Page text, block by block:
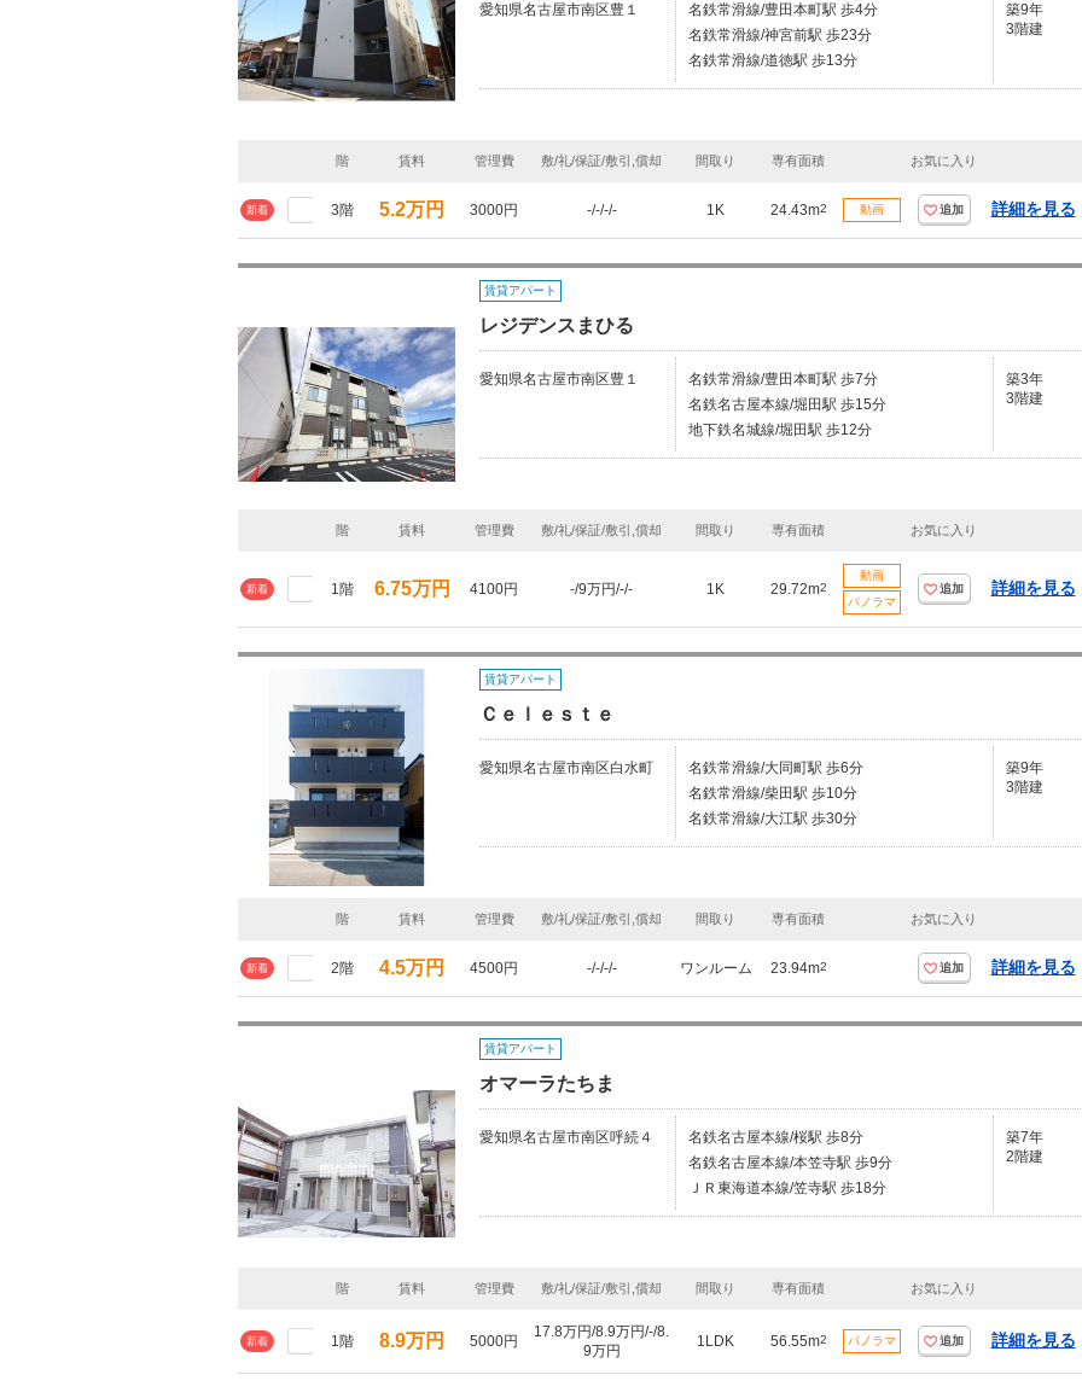
愛知県名古屋市南区豊１
名鉄常滑線/豊田本町駅 歩4分
名鉄常滑線/神宮前駅 歩23分
名鉄常滑線/道徳駅 歩13分
築9年
3階建
階 賃料 管理費 敷/礼/保証/敷引,償却 間取り 専有面積 お気に入り
新着 3階 5.2万円 3000円 -/-/-/- 1K 24.43m2 動画 追加 詳細を見る
賃貸アパート
レジデンスまひる
愛知県名古屋市南区豊１
名鉄常滑線/豊田本町駅 歩7分
名鉄名古屋本線/堀田駅 歩15分
地下鉄名城線/堀田駅 歩12分
築3年
3階建
階 賃料 管理費 敷/礼/保証/敷引,償却 間取り 専有面積 お気に入り
新着 1階 6.75万円 4100円 -/9万円/-/- 1K 29.72m2
動画
パノラマ
追加 詳細を見る
賃貸アパート
Ｃｅｌｅｓｔｅ
愛知県名古屋市南区白水町
名鉄常滑線/大同町駅 歩6分
名鉄常滑線/柴田駅 歩10分
名鉄常滑線/大江駅 歩30分
築9年
3階建
階 賃料 管理費 敷/礼/保証/敷引,償却 間取り 専有面積 お気に入り
新着 2階 4.5万円 4500円 -/-/-/- ワンルーム 23.94m2 追加 詳細を見る
賃貸アパート
オマーラたちま
愛知県名古屋市南区呼続４
名鉄名古屋本線/桜駅 歩8分
名鉄名古屋本線/本笠寺駅 歩9分
ＪＲ東海道本線/笠寺駅 歩18分
築7年
2階建
階 賃料 管理費 敷/礼/保証/敷引,償却 間取り 専有面積 お気に入り
新着 1階 8.9万円 5000円
17.8万円/8.9万円/-/8.
9万円
1LDK 56.55m2 パノラマ 追加 詳細を見る